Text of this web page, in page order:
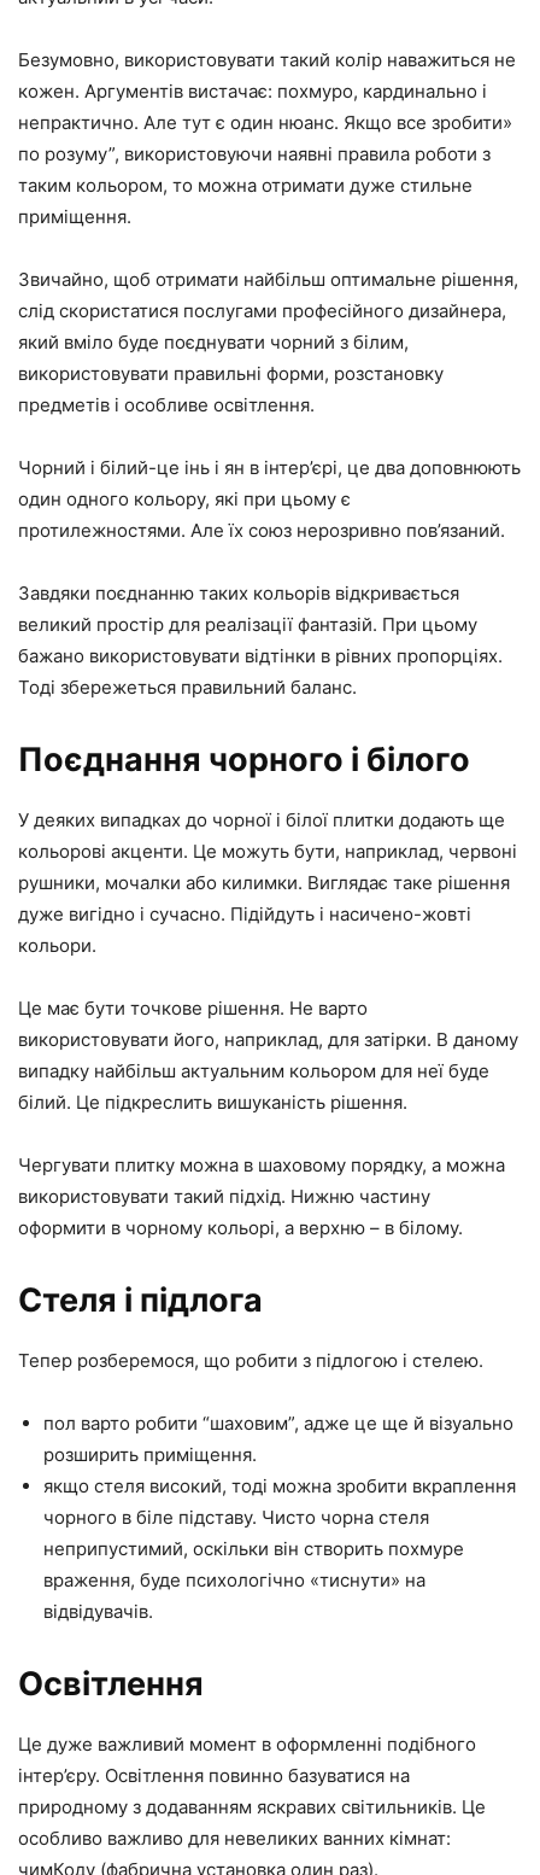
Безумовно, використовувати такий колір наважиться не
кожен. Аргументів вистачає: похмуро, кардинально і
непрактично. Але тут є один нюанс. Якщо все зробити»
по розуму”, використовуючи наявні правила роботи з
таким кольором, то можна отримати дуже стильне
приміщення.
Звичайно, щоб отримати найбільш оптимальне рішення,
слід скористатися послугами професійного дизайнера,
який вміло буде поєднувати чорний з білим,
використовувати правильні форми, розстановку
предметів і особливе освітлення.
Чорний і білий-це інь і ян в інтер’єрі, це два доповнюють
один одного кольору, які при цьому є
протилежностями. Але їх союз нерозривно пов’язаний.
Завдяки поєднанню таких кольорів відкривається
великий простір для реалізації фантазій. При цьому
бажано використовувати відтінки в рівних пропорціях.
Тоді збережеться правильний баланс.
Поєднання чорного і білого
У деяких випадках до чорної і білої плитки додають ще
кольорові акценти. Це можуть бути, наприклад, червоні
рушники, мочалки або килимки. Виглядає таке рішення
дуже вигідно і сучасно. Підійдуть і насичено-жовті
кольори.
Це має бути точкове рішення. Не варто
використовувати його, наприклад, для затірки. В даному
випадку найбільш актуальним кольором для неї буде
білий. Це підкреслить вишуканість рішення.
Чергувати плитку можна в шаховому порядку, а можна
використовувати такий підхід. Нижню частину
оформити в чорному кольорі, а верхню – в білому.
Стеля і підлога
Тепер розберемося, що робити з підлогою і стелею.
пол варто робити “шаховим”, адже це ще й візуально
розширить приміщення.
якщо стеля високий, тоді можна зробити вкраплення
чорного в біле підставу. Чисто чорна стеля
неприпустимий, оскільки він створить похмуре
враження, буде психологічно «тиснути» на
відвідувачів.
Освітлення
Це дуже важливий момент в оформленні подібного
інтер’єру. Освітлення повинно базуватися на
природному з додаванням яскравих світильників. Це
особливо важливо для невеликих ванних кімнат:
чимКоду (фабрична установка один раз).